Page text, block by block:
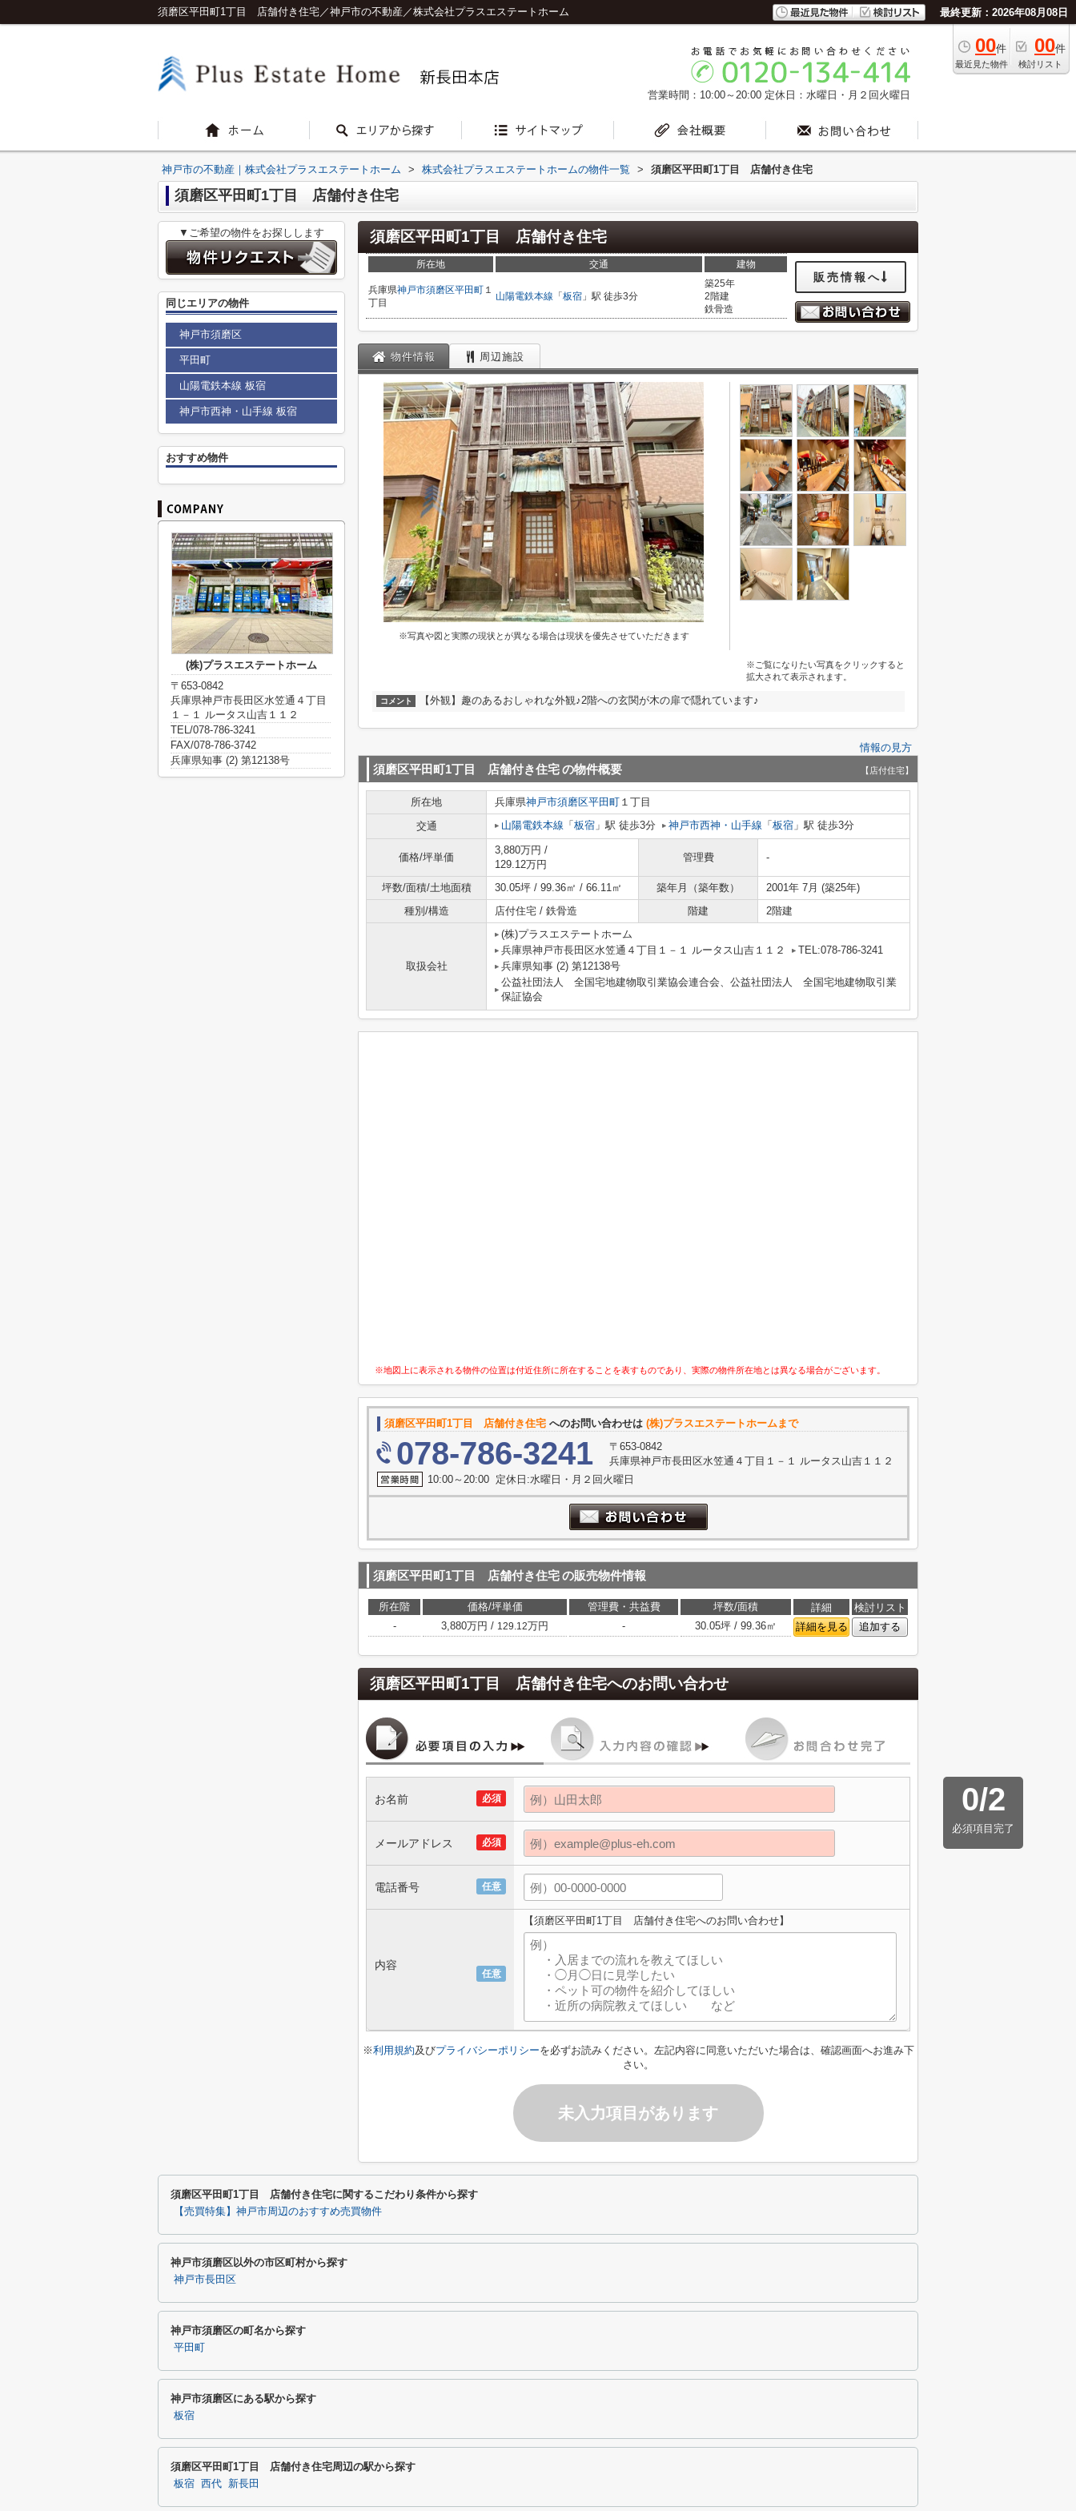
須磨区平田町1丁目 店舗付き住宅／神戸市の不動産／株式会社プラスエステートホーム 最終更新：2026年08月08日
00件
最近見た物件
00件
検討リスト
営業時間：10:00～20:00 定休日：水曜日・月２回火曜日
神戸市の不動産｜株式会社プラスエステートホーム > 株式会社プラスエステートホームの物件一覧 > 須磨区平田町1丁目 店舗付き住宅
須磨区平田町1丁目 店舗付き住宅
須磨区平田町1丁目 店舗付き住宅
所在地 交通 建物
兵庫県神戸市須磨区平田町 １
丁目
山陽電鉄本線 「 板宿 」駅 徒歩3分
築25年
2階建
鉄骨造
販売情報へ
物件情報 周辺施設
※写真や図と実際の現状とが異なる場合は現状を優先させていただきます
※ご覧になりたい写真をクリックすると
拡大されて表示されます。
コメント 【外観】趣のあるおしゃれな外観♪2階への玄関が木の扉で隠れています♪
情報の見方
須磨区平田町1丁目 店舗付き住宅の物件概要 【店付住宅】
所在地 兵庫県神戸市須磨区平田町 １丁目
交通
山陽電鉄本線 「 板宿 」駅 徒歩3分 神戸市西神・山手線 「 板宿 」駅 徒歩3分
価格/坪単価
3,880万円 /
129.12万円
管理費 -
坪数/面積/土地面積 30.05坪 / 99.36㎡ / 66.11㎡ 築年月（築年数）
2001年 7月 (築25年)
種別/構造
店付住宅 / 鉄骨造 階建 2階建
取扱会社
(株)プラスエステートホーム
兵庫県神戸市長田区水笠通４丁目１－１ ルータス山吉１１２
TEL:078-786-3241
兵庫県知事 (2) 第12138号
公益社団法人 全国宅地建物取引業協会連合会、公益社団法人 全国宅地建物取引業
保証協会
※地図上に表示される物件の位置は付近住所に所在することを表すものであり、実際の物件所在地とは異なる場合がございます。
須磨区平田町1丁目 店舗付き住宅 へのお問い合わせは (株)プラスエステートホームまで
078-786-3241
〒653-0842
兵庫県神戸市長田区水笠通４丁目１－１ ルータス山吉１１２
10:00～20:00 定休日:水曜日・月２回火曜日
須磨区平田町1丁目 店舗付き住宅の販売物件情報
所在階 価格/坪単価 管理費・共益費 坪数/面積 詳細
検討リスト
-
3,880万円 / 129.12万円 - 30.05坪 / 99.36㎡ 詳細を見る 追加する
須磨区平田町1丁目 店舗付き住宅へのお問い合わせ
0/2
必須項目完了
必須
お名前
必須
メールアドレス
任意
電話番号
任意
内容
【須磨区平田町1丁目 店舗付き住宅へのお問い合わせ】
※利用規約及びプライバシーポリシーを必ずお読みください。左記内容に同意いただいた場合は、確認画面へお進み下
さい。
未入力項目があります
▼ご希望の物件をお探しします
同じエリアの物件
神戸市須磨区
平田町
山陽電鉄本線 板宿
神戸市西神・山手線 板宿
おすすめ物件
(株)プラスエステートホーム
〒653-0842
兵庫県神戸市長田区水笠通４丁目
１－１ ルータス山吉１１２
TEL/078-786-3241
FAX/078-786-3742
兵庫県知事 (2) 第12138号
須磨区平田町1丁目 店舗付き住宅に関するこだわり条件から探す
【売買特集】神戸市周辺のおすすめ売買物件
神戸市須磨区以外の市区町村から探す
神戸市長田区
神戸市須磨区の町名から探す
平田町
神戸市須磨区にある駅から探す
板宿
須磨区平田町1丁目 店舗付き住宅周辺の駅から探す
板宿 西代 新長田